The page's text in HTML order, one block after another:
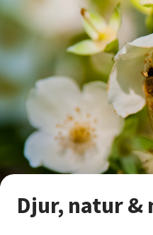
För dig som
Sök kurser och
Om SV
Starta studiecirkel
Cirkelledare
Nyheter
Djur, natur &